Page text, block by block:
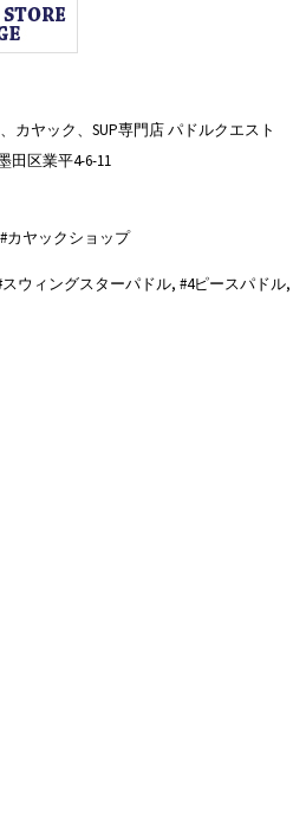
カヤック、SUP専門店 パドルクエスト
田区業平4-6-11
カヤックショップ
スウィングスターパドル, #4ピースパド